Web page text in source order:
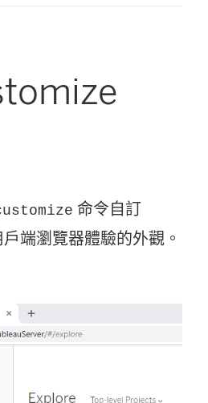
命令自訂
端瀏覽器體驗的外觀。